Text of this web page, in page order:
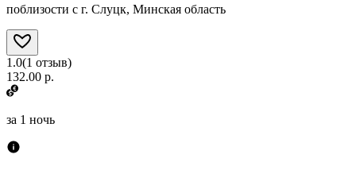
поблизости с г. Слуцк, Минская область
1.0(1 отзыв)
132.00 р.
за 1 ночь